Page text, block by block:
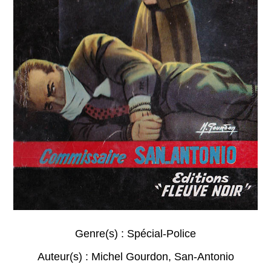
Genre(s) : Spécial-Police
Auteur(s) : Michel Gourdon, San-Antonio